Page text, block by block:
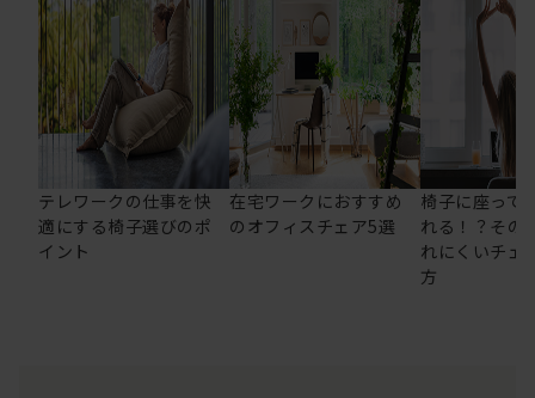
テレワークの仕事を快
適にする椅子選びのポ
イント
在宅ワークにおすすめ
のオフィスチェア5選
椅子に座って
れる！？その
れにくいチェ
方